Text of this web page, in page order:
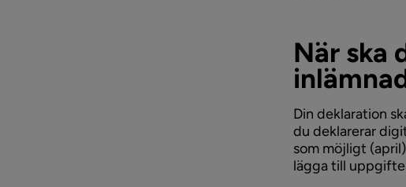
När ska
Din deklaration
du deklarerar
som möjligt
lägga till